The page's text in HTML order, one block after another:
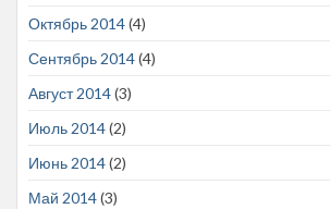
Октябрь 2014(4)
Сентябрь 2014(4)
Август 2014(3)
Июль 2014(2)
Июнь 2014(2)
Май 2014(3)